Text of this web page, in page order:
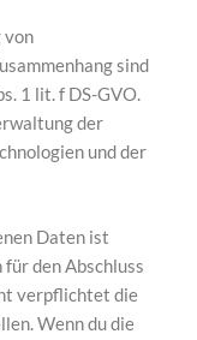
von
sind
1 lit. f DS-GVO.
der
und der
Daten ist
den Abschluss
verpflichtet die
Wenn du die